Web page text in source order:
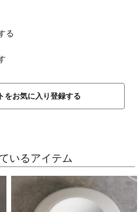
る
をお気に入り登録する
いるアイテム